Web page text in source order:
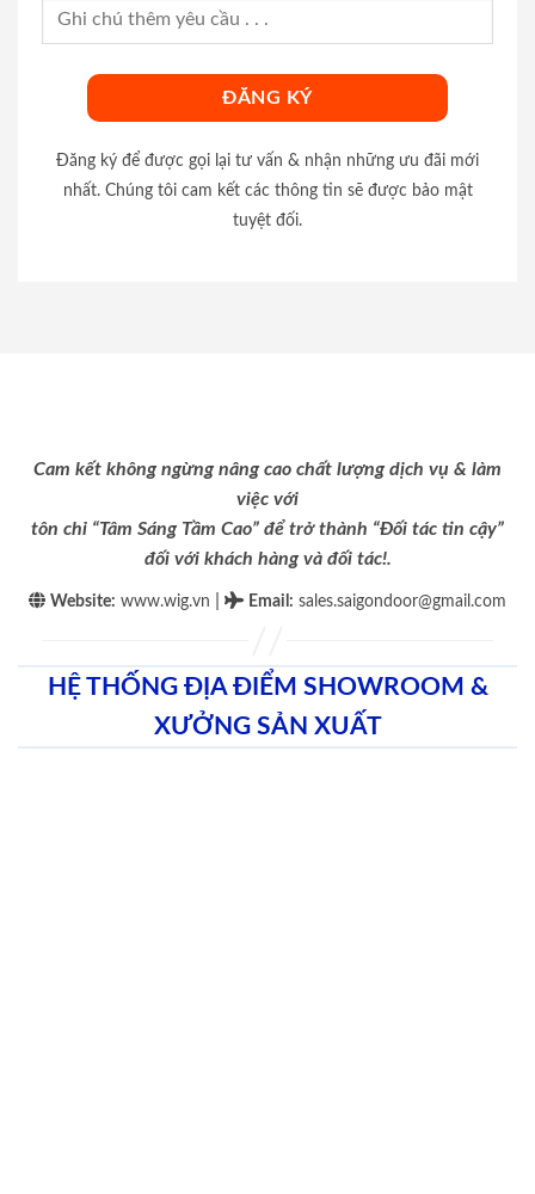
Đăng ký để được gọi lại tư vấn & nhận những ưu đãi mới
nhất. Chúng tôi cam kết các thông tin sẽ được bảo mật
tuyệt đối.
Cam kết không ngừng nâng cao chất lượng dịch vụ & làm
việc với
tôn chỉ “Tâm Sáng Tầm Cao” để trở thành “Đối tác tin cậy”
đối với khách hàng và đối tác!.
Website: www.wig.vn Email : sales.saigondoor@gmail.com
HỆ THỐNG ĐỊA ĐIỂM SHOWROOM &
XƯỞNG SẢN XUẤT